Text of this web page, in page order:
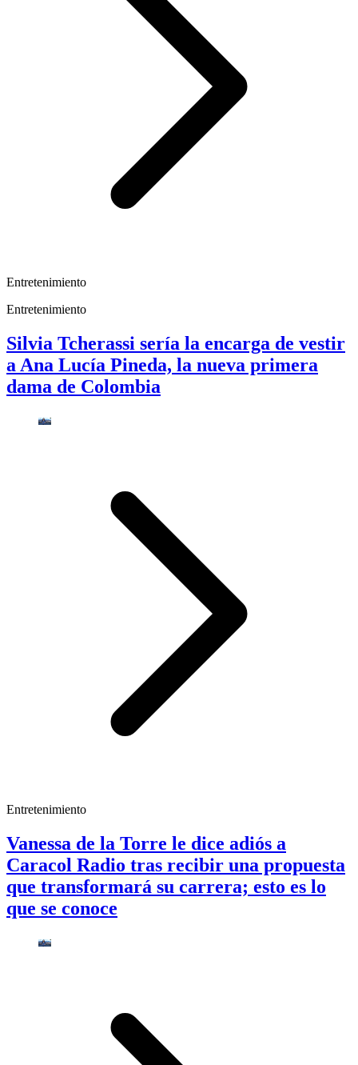
Entretenimiento
Entretenimiento
Silvia Tcherassi sería la encarga de vestir
a Ana Lucía Pineda, la nueva primera
dama de Colombia
Entretenimiento
Vanessa de la Torre le dice adiós a
Caracol Radio tras recibir una propuesta
que transformará su carrera; esto es lo
que se conoce